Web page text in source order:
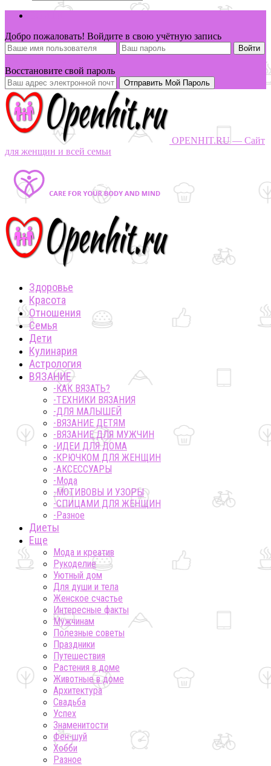
Добро пожаловать! Войдите в свою учётную запись
Восстановите свой пароль
OPENHIT.RU — Сайт
для женщин и всей семьи
Здоровье
Красота
Отношения
Семья
Дети
Кулинария
Астрология
ВЯЗАНИЕ
-КАК ВЯЗАТЬ?
-ТЕХНИКИ ВЯЗАНИЯ
-ДЛЯ МАЛЫШЕЙ
-ВЯЗАНИЕ ДЕТЯМ
-ВЯЗАНИЕ ДЛЯ МУЖЧИН
-ИДЕИ ДЛЯ ДОМА
-КРЮЧКОМ ДЛЯ ЖЕНЩИН
-AКСЕССУАРЫ
-Мода
-МОТИВОВЫ И УЗОРЫ
-СПИЦАМИ ДЛЯ ЖЕНЩИН
-Разное
Диеты
Еще
Мода и креатив
Рукоделие
Уютный дом
Для души и тела
Женское счастье
Интересные факты
Мужчинам
Полезные советы
Праздники
Путешествия
Растения в доме
Животные в доме
Архитектура
Свадьба
Успех
Знаменитости
Фен-шуй
Хобби
Разное